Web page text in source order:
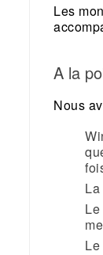
Les
A la
Nous